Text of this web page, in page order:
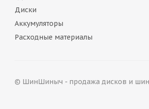
Диски
Аккумуляторы
Расходные материалы
© ШинШиныч - продажа дисков и